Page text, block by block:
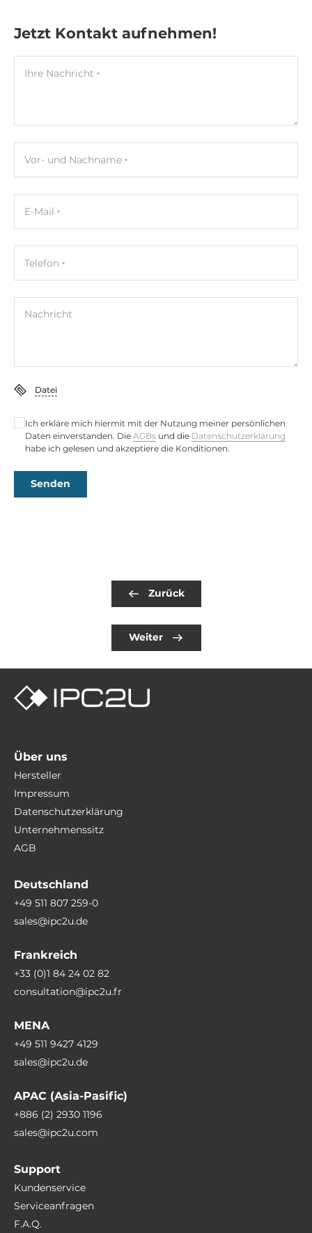
Jetzt Kontakt aufnehmen!
Ihre Nachricht
Vor- und Nachname
E-Mail
Telefon
Nachricht
Datei
Ich erkläre mich hiermit mit der Nutzung meiner persönlichen
Daten einverstanden. Die AGBs und die Datenschutzerklärung
habe ich gelesen und akzeptiere die Konditionen.
Senden
Zurück
Weiter
Über uns
Hersteller
Impressum
Datenschutzerklärung
Unternehmenssitz
AGB
Deutschland
+49 511 807 259-0
sales@ipc2u.de
Frankreich
+33 (0)1 84 24 02 82
consultation@ipc2u.fr
MENA
+49 511 9427 4129
sales@ipc2u.de
APAC (Asia-Pasific)
+886 (2) 2930 1196
sales@ipc2u.com
Support
Kundenservice
Serviceanfragen
F.A.Q.